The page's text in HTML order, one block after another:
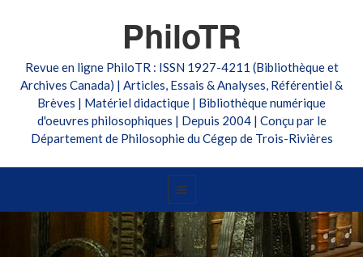
PhiloTR
Revue en ligne PhiloTR : ISSN 1927-4211 (Bibliothèque et
Archives Canada) | Articles, Essais & Analyses, Référentiel &
Brèves | Matériel didactique | Bibliothèque numérique
d'oeuvres philosophiques | Depuis 2004 | Conçu par le
Département de Philosophie du Cégep de Trois-Rivières